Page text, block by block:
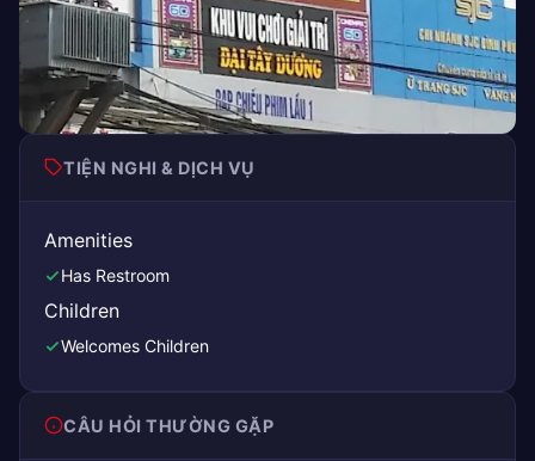
TIỆN NGHI & DỊCH VỤ
Amenities
Has Restroom
Children
Welcomes Children
CÂU HỎI THƯỜNG GẶP